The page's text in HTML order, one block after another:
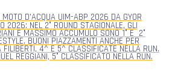
MOTO D’ACQUA UIM-ABP 2026 DA GYOR
2026: NEL 2° ROUND STAGIONALE, GLI
E MASSIMO ACCUMULO SONO 1° E 2°
BUONI PIAZZAMENTI ANCHE PER
FILIBERTI, 4^ E 5^ CLASSIFICATE NELLA RUN.
REGGIANI, 5° CLASSIFICATO NELLA RUN.